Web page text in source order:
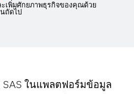
เพิ่มศักยภาพธุรกิจของคุณด้วย
ถัดไป
ในแพลตฟอร์มข้อมูล